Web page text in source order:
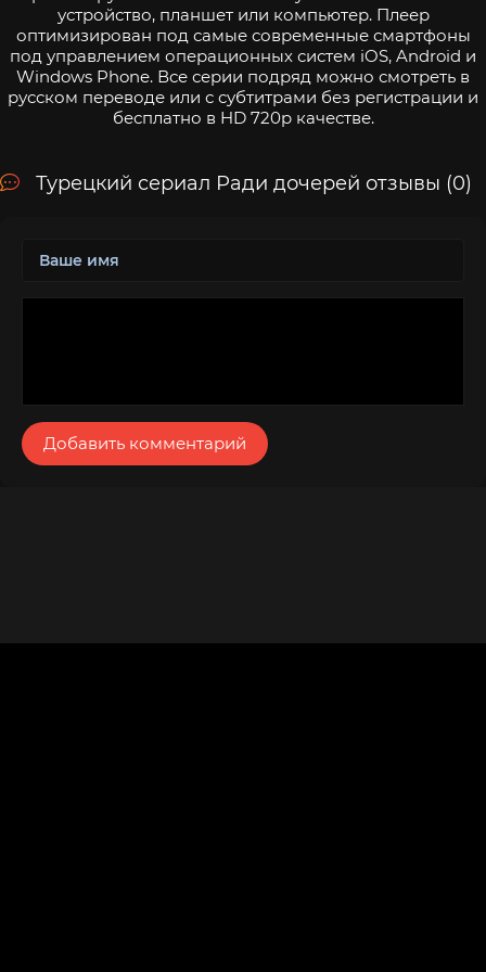
устройство, планшет или компьютер. Плеер
оптимизирован под самые современные смартфоны
под управлением операционных систем iOS, Android и
Windows Phone. Все серии подряд можно смотреть в
русском переводе или с субтитрами без регистрации и
бесплатно в HD 720p качестве.
Турецкий сериал Ради дочерей отзывы (0)
Добавить комментарий